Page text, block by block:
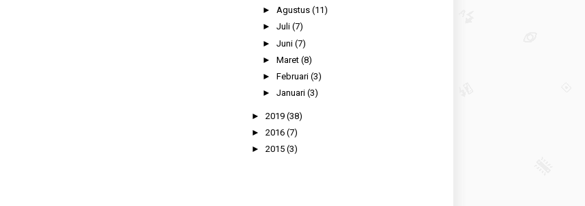
► Agustus (11)
► Juli (7)
► Juni (7)
► Maret (8)
► Februari (3)
► Januari (3)
► 2019 (38)
► 2016 (7)
► 2015 (3)